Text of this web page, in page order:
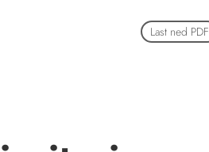
Last ned PDF